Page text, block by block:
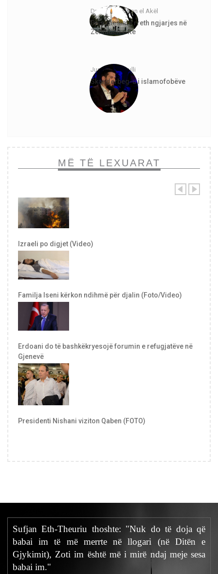
Dr. Abdurrahman el Akël
Disa mësime rreth ngjarjes në
Zelandën e Re
Justinian Topulli
Skanderbeg-u i islamofobëve
MË TË LEXUARAT
Izraeli po digjet (Video)
Familja Iseni kërkon ndihmë për djalin (Foto/Video)
Erdoani do të bashkëkryesojë forumin e refugjatëve në
Gjenevë
Presidenti Nishani viziton Qaben (FOTO)
Sufjan Eth-Theuriu thoshte: "Nuk do të doja që
babai im të më merrte në llogari (në Ditën e
Gjykimit), Zoti im është më i mirë ndaj meje sesa
babai im."